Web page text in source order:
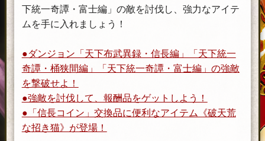
下統一奇譚・富士編」の敵を討伐し、強力なアイテ
ムを手に入れましょう！
●ダンジョン「天下布武異録・信長編」「天下統一
奇譚・桶狭間編」「天下統一奇譚・富士編」の強敵
を撃破せよ！
●強敵を討伐して、報酬品をゲットしよう！
●「信長コイン」交換品に便利なアイテム《破天荒
な招き猫》が登場！